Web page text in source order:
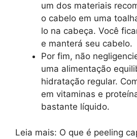
um dos materiais
o cabelo em uma
lo na cabeça. Você
e manterá seu cabelo.
Por fim, não
uma alimentação
hidratação regular.
em vitaminas e
bastante líquido.
Leia mais: O que é peeling